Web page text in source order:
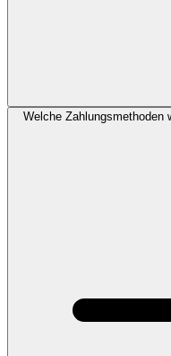
Welche Zahlungsmethoden